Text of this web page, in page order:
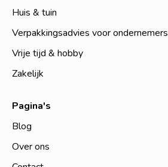
Huis & tuin
Verpakkingsadvies voor ondernemers
Vrije tijd & hobby
Zakelijk
Pagina's
Blog
Over ons